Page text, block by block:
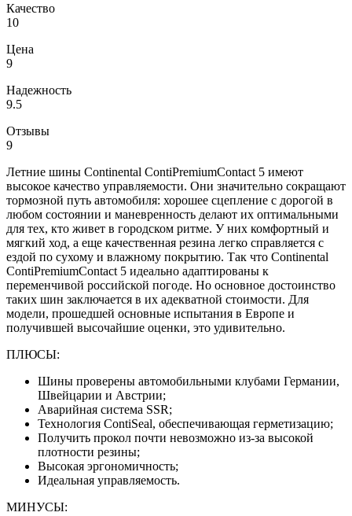
Качество
10
Цена
9
Надежность
9.5
Отзывы
9
Летние шины Continental ContiPremiumContact 5 имеют
высокое качество управляемости. Они значительно сокращают
тормозной путь автомобиля: хорошее сцепление с дорогой в
любом состоянии и маневренность делают их оптимальными
для тех, кто живет в городском ритме. У них комфортный и
мягкий ход, а еще качественная резина легко справляется с
ездой по сухому и влажному покрытию. Так что Continental
ContiPremiumContact 5 идеально адаптированы к
переменчивой российской погоде. Но основное достоинство
таких шин заключается в их адекватной стоимости. Для
модели, прошедшей основные испытания в Европе и
получившей высочайшие оценки, это удивительно.
ПЛЮСЫ:
Шины проверены автомобильными клубами Германии,
Швейцарии и Австрии;
Аварийная система SSR;
Технология ContiSeal, обеспечивающая герметизацию;
Получить прокол почти невозможно из-за высокой
плотности резины;
Высокая эргономичность;
Идеальная управляемость.
МИНУСЫ: